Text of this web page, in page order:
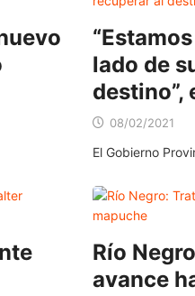
lado de
destino”,
08/02/2021
El Gobierno
Río
avance